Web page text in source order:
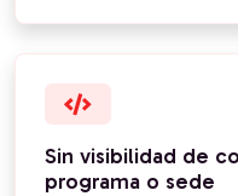
Sin visibilidad de
programa o sede